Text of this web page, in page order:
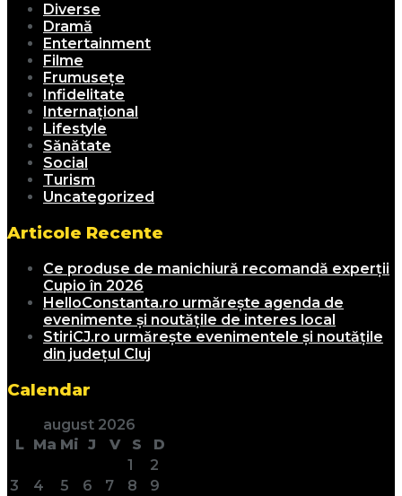
Diverse
Dramă
Entertainment
Filme
Frumusețe
Infidelitate
Internațional
Lifestyle
Sănătate
Social
Turism
Uncategorized
Articole Recente
Ce produse de manichiură recomandă experții
Cupio în 2026
HelloConstanta.ro urmărește agenda de
evenimente și noutățile de interes local
StiriCJ.ro urmărește evenimentele și noutățile
din județul Cluj
Calendar
august 2026
L Ma Mi J V S
D
1
2
3
4 5 6 7 8
9